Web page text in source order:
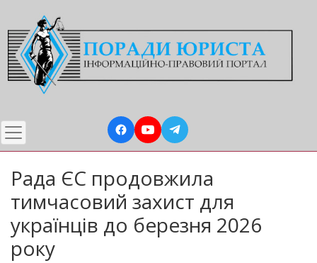
до
основного
вмісту
Рада ЄС продовжила
тимчасовий захист для
українців до березня 2026
року